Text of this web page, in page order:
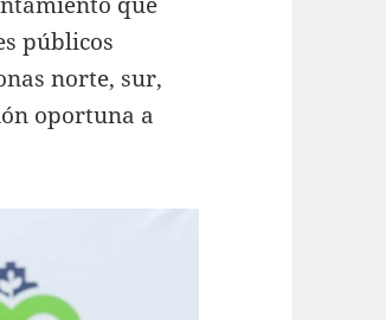
públicos
norte, sur,
oportuna a